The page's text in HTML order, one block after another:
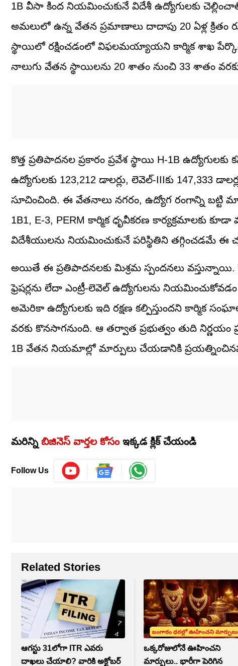
1B వీసా కింద నియమించుకునే విదేశీ ఉద్యోగులకు
అమలులో ఉన్న వేతన ప్రమాణాలు దాదాపు 20 ఏళ్ల
స్థాయిలో రక్షించడంలో విఫలమయ్యాయని కార్మిక శాఖ పేర్కొంది.
నాలుగు వేతన స్థాయిలను 20 శాతం నుంచి 33 శాతం
కొత్త ప్రతిపాదనల ప్రకారం ప్రవేశ స్థాయి H-1B
ఉద్యోగులకు 123,212 డాలర్లు, లెవెల్-IIIకు 147,333
సూచించింది. ఈ వేతనాలు నగరం, ఉద్యోగ రంగాన్ని బట్టి
1B1, E-3, PERM కార్మిక ధృవీకరణ కార్యక్రమాలకు
విదేశీయులను నియమించుకునే పరిస్థితిని తగ్గించడమే ఈ
అయితే ఈ ప్రతిపాదనలకు మిశ్రమ స్పందనలు వస్తున్నాయి.
ఫ్రెషర్లను లేదా ఎంట్రీ-లెవెల్ ఉద్యోగులను
అమెరికా ఉద్యోగులకు ఇది రక్షణ కల్పిస్తుందని కార్మిక
వరకు కొనసాగనుంది. ఆ తర్వాత ప్రభుత్వం తుది
1B వేతన నియమాల్లో మార్పులు చేయడానికి
మరిన్ని బిజినెస్‌ వార్తల కోసంఇక్కడ క్లిక్‌ చేయండి
Follow Us
Related Stories
ఆగస్టు 31లోగా ITR ఎవరు
దాఖలు చేయాలి? వారికి అక్టోబర్‌
ఒక్కరోజులోనే ఊహించని
మార్పులు.. భారీగా పెరిగిన